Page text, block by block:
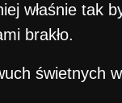
właśnie tak
brakło.
świetnych